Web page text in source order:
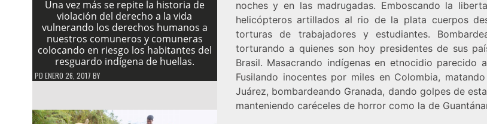
Una vez más se repite la historia de
violación del derecho a la vida
vulnerando los derechos humanos a
nuestros comuneros y comuneras
colocando en riesgo los habitantes del
resguardo indígena de huellas.
PD ENERO 26, 2017 BY
noches y en las madrugadas. Emboscando la
helicópteros artillados al rio de la plata cuerpos
torturas de trabajadores y estudiantes.
torturando a quienes son hoy presidentes de sus
Brasil. Masacrando indígenas en etnocidio parecido
Fusilando inocentes por miles en Colombia,
Juárez, bombardeando Granada, dando golpes de
manteniendo caréceles de horror como la de